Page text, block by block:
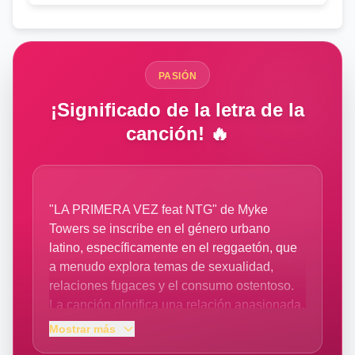
PASIÓN
¡Significado de la letra de la
canción! 🔥
"LA PRIMERA VEZ feat NTG" de Myke
Towers se inscribe en el género urbano
latino, específicamente en el reggaetón, que
a menudo explora temas de sexualidad,
relaciones fugaces y el consumo ostentoso.
La canción glorifica una relación apasionada,
intensa y posiblemente infiel, llena de lujos y
Mostrar más